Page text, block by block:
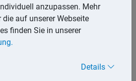
mehr, gleichwohl hält er sich
Patienten und Ärzten. Heute
gesprochen. Diese
einem Kurort erfolgen.
anzupassen. Mehr
auf unserer Webseite
finden Sie in unserer
Details